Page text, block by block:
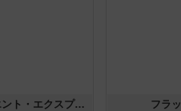
トランスオリエント・エクスプレス フラ